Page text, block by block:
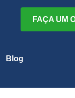
FAÇA UM
Blog